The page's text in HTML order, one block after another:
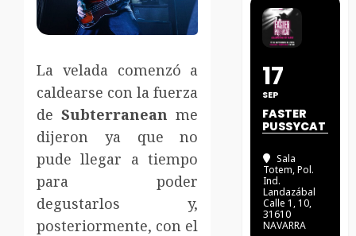
La velada comenzó a
caldearse con la fuerza
deSubterranean me
dijeron ya que no
pude llegar a tiempo
para poder
degustarlos y,
posteriormente, con el
17
SEP
FASTER
PUSSYCAT
Sala
Totem, Pol.
Ind.
Landazábal
Calle 1, 10,
31610
NAVARRA